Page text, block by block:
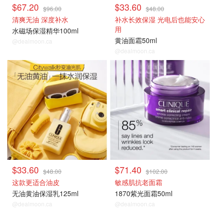
$67.20 $96.00
清爽无油 深度补水
水磁场保湿精华100ml
@dealmoon.ca
$33.60 $48.00
补水长效保湿 光电后也能安心
用
黄油面霜50ml
@dealmoon.ca
热卖推荐
$33.60 $48.00
这款更适合油皮
无油黄油保湿乳125ml
@dealmoon.ca
热卖推荐
$71.40 $102.00
敏感肌抗老面霜
1870紫光面霜50ml
@dealmoon.ca